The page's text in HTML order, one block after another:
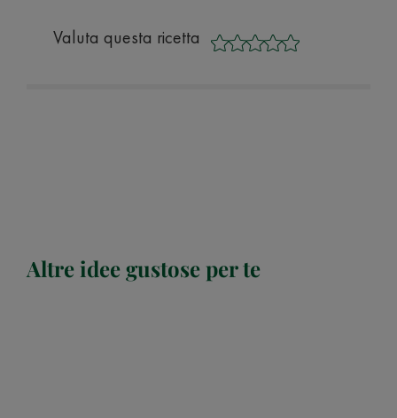
Valuta questa ricetta
Altre idee gustose per te